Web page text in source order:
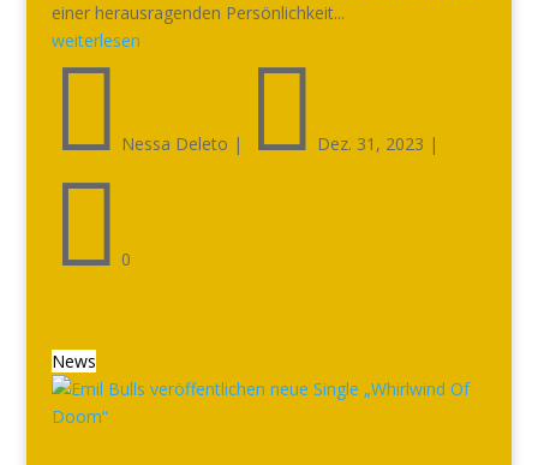
einer herausragenden Persönlichkeit...
weiterlesen
 Nessa Deleto |  Dez. 31, 2023 |
 0
News